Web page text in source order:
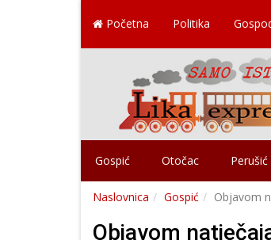
Početna Politika
Gospić Otočac Perušić
Naslovnica Gospić Objavom
Objavom